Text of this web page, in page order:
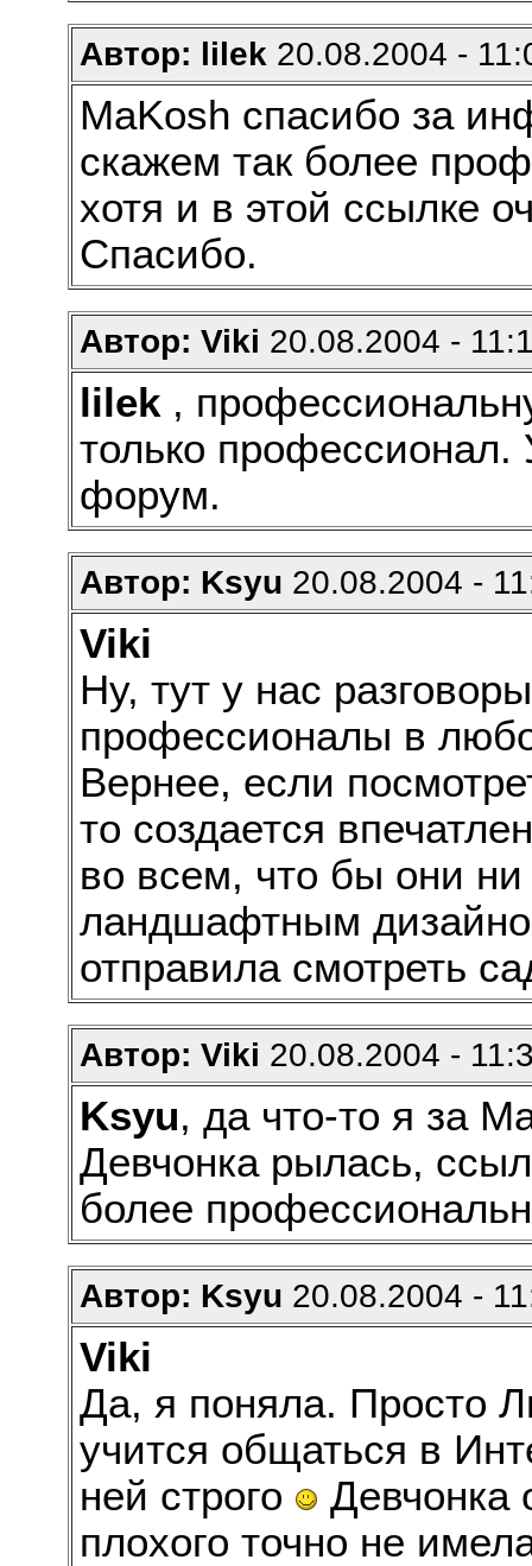
Автор: lilek 20.08.2004 -
MaKosh спасибо за
скажем так более
хотя и в этой ссылке
Спасибо.
Автор: Viki 20.08.2004 -
lilek,
только профессионал.
форум.
Автор: Ksyu 20.08.2004 -
Viki
Ну, тут у нас
профессионалы в
Вернее, если
то создается
во всем, что бы они
ландшафтным
отправила смотреть
Автор: Viki 20.08.2004 -
Ksyu, да что-то я за
Девчонка рылась,
более
Автор: Ksyu 20.08.2004 -
Viki
Да, я поняла. Просто
учится общаться в
ней строго
Девчонка
плохого точно не